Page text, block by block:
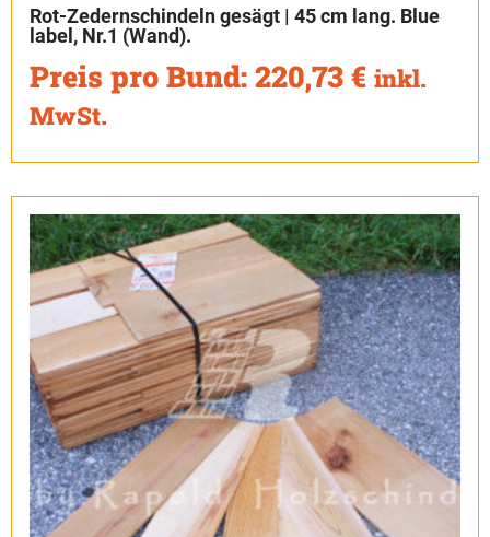
Rot-Zedernschindeln gesägt | 45 cm lang. Blue
label, Nr.1 (Wand).
Preis pro Bund: 220,73 € inkl.
MwSt.